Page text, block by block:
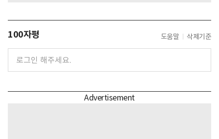
100자평 도움말 삭제기준